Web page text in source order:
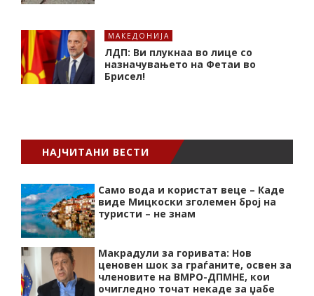
МАКЕДОНИЈА
ЛДП: Ви плукнаа во лице со
назначувањето на Фетаи во
Брисел!
НАЈЧИТАНИ ВЕСТИ
Само вода и користат веце – Каде
виде Мицкоски зголемен број на
туристи – не знам
Макрадули за горивата: Нов
ценовен шок за граѓаните, освен за
членовите на ВМРО-ДПМНЕ, кои
очигледно точат некаде за џабе